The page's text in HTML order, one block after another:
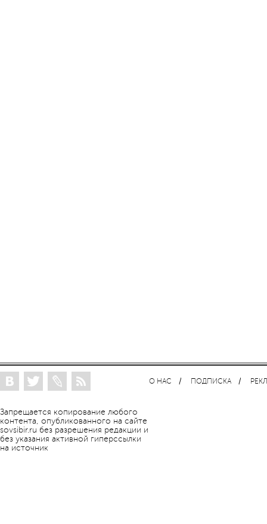
Запрещается копирование любого
контента, опубликованного на сайте
sovsibir.ru без разрешения редакции и
без указания активной гиперссылки
на источник
О НАС ПОДПИСКА